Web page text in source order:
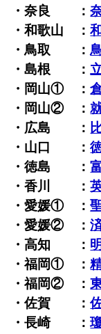
・奈良 ：
・和歌山 ：
・鳥取 ：
・島根 ：
・岡山① ：
・岡山② ：
・広島 ：
・山口 ：
・徳島 ：
・香川 ：
・愛媛① ：
・愛媛② ：
・高知 ：
・福岡① ：
・福岡② ：
・佐賀 ：
・長崎 ：